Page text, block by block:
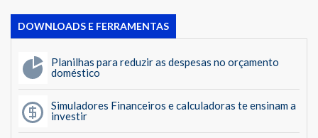
DOWNLOADS E FERRAMENTAS
Planilhas para reduzir as despesas no orçamento
doméstico
Simuladores Financeiros e calculadoras te ensinam a
investir